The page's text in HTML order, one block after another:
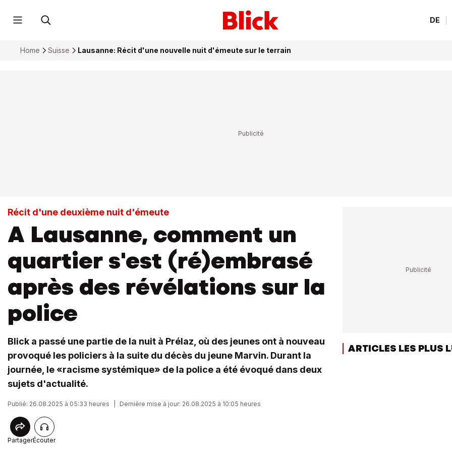
DE
Home Suisse Lausanne: Récit d'une nouvelle nuit d'émeute sur le terrain
Récit d'une deuxième nuit d'émeute
A Lausanne, comment un
quartier s'est (ré)embrasé
après des révélations sur la
police
Blick a passé une partie de la nuit à Prélaz, où des jeunes ont à nouveau
provoqué les policiers à la suite du décès du jeune Marvin. Durant la
journée, le «racisme systémique» de la police a été évoqué dans deux
sujets d'actualité.
Publié: 26.08.2025 à 05:33 heures Dernière mise à jour: 26.08.2025 à 10:05 heures
PartagerÉcouter
ARTICLES LES PLUS